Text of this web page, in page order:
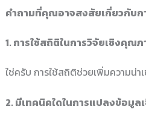
คำถามที่คุณอาจสงสัยเกี่ยวกับก
1. การใช้สถิติในการวิจัยเชิงคุณ
ใช่ครับ การใช้สถิติช่วยเพิ่มความน่
2. มีเทคนิคใดในการแปลงข้อมู